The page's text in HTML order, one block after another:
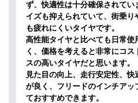
ず、快適性は十分確保されてい
イズも抑えられていて、街乗り
も疲れにくいタイヤです。
高性能タイヤと比べても日常使
く、価格を考えると非常にコス
スの高いタイヤだと思います。
見た目の向上、走行安定性、快
が良く、フリードのインチアッ
ておすすめできます。